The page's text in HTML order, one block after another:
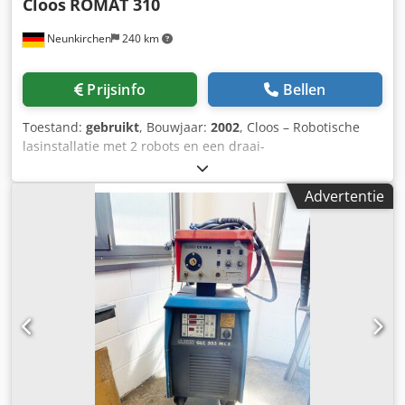
Neunkirchen 240 km
Cloos ROMAT 310
Prijsinfo Bellen
Toestand: gebruikt, Bouwjaar: 2002, Cloos – Robotische
lasinstallatie met 2 robots en een draai-
positioneerinrichting voor MIG-lassen, voorzien van een
TEKA-rookfilterinstallatie. Robottype: ROMAT 310 Aantal
assen: 6 Draagvermogen: 10 kg
Herhalingsnauwkeurigheid: ± 0,1 mm Credpfx Aszrux Aon
Ejf Werkbereik (bolvormig): ca. Ø 4100 mm Besturing:
ROTROL II (een programmeerhandapparaat is defect)
Mechanische reiniging van lasbrander: CMR
Lasstroombron: GLC 353 Quinto Profi Draadtoevoer: CK 78
A/R Draadtoevoersysteem: DUO – DRIVE
Aansluitslangpakket: 3,5 m Lasbrander: MRW 3802
Lasbranderhouder: met geïntegreerde botsingsbeveiliging
Werkstukpositioneerinrichting met twee stations: HWR-
3KDP 5.000 Belasting van het draaibaar vlak, éénzijdig:
Advertentie